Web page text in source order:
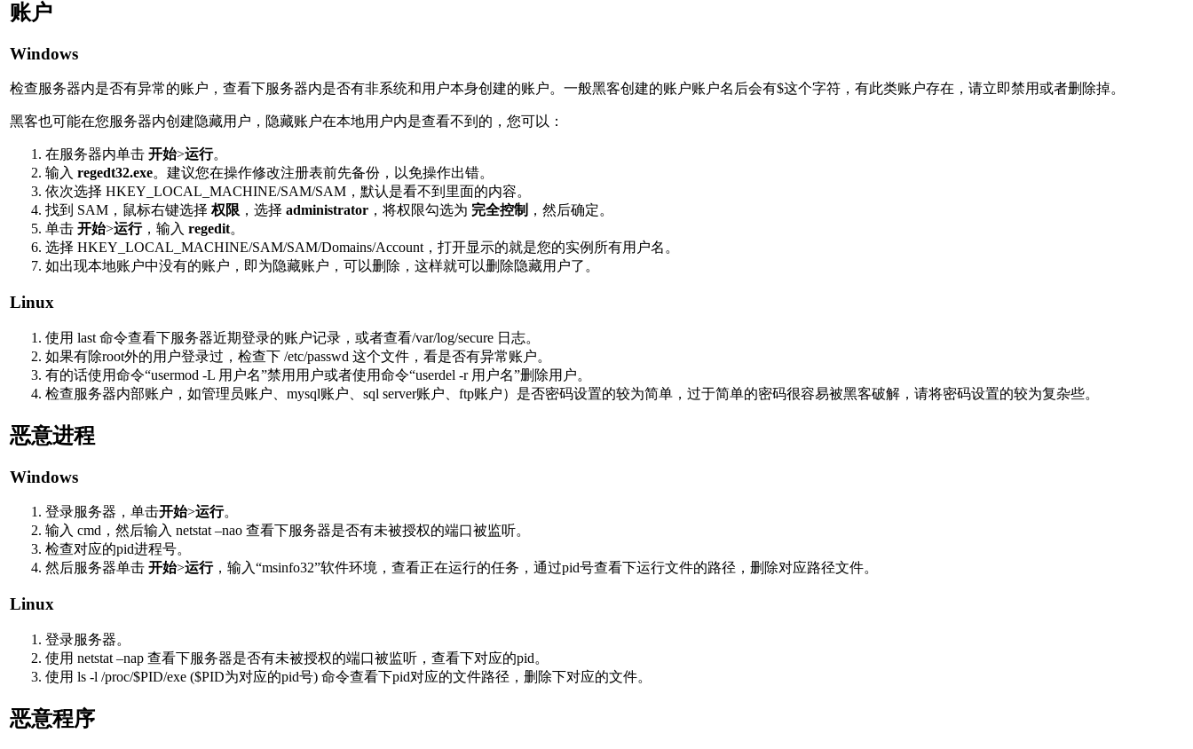
账户
Windows
检查服务器内是否有异常的账户，查看下服务器内是否有非系统和用户本身创建的账户。一般黑客创建的账户账户名后会有$这个字符，有此类账户存在，请立即禁用或者删除掉。
黑客也可能在您服务器内创建隐藏用户，隐藏账户在本地用户内是查看不到的，您可以：
在服务器内单击 开始>运行。
输入 regedt32.exe。建议您在操作修改注册表前先备份，以免操作出错。
依次选择 HKEY_LOCAL_MACHINE/SAM/SAM，默认是看不到里面的内容。
找到 SAM，鼠标右键选择权限 ，选择 administrator ，将权限勾选为 完全控制 ，然后确定。
单击 开始>运行，输入 regedit。
选择 HKEY_LOCAL_MACHINE/SAM/SAM/Domains/Account，打开显示的就是您的实例所有用户名。
如出现本地账户中没有的账户，即为隐藏账户，可以删除，这样就可以删除隐藏用户了。
Linux
使用 last 命令查看下服务器近期登录的账户记录，或者查看/var/log/secure 日志。
如果有除root外的用户登录过，检查下 /etc/passwd 这个文件，看是否有异常账户。
有的话使用命令“usermod -L 用户名”禁用用户或者使用命令“userdel -r 用户名”删除用户。
检查服务器内部账户，如管理员账户、mysql账户、sql server账户、ftp账户）是否密码设置的较为简单，过于简单的密码很容易被黑客破解，请将密码设置的较为复杂些。
恶意进程
Windows
登录服务器，单击开始>运行。
输入 cmd，然后输入 netstat –nao 查看下服务器是否有未被授权的端口被监听。
检查对应的pid进程号。
然后服务器单击 开始>运行，输入“msinfo32”软件环境，查看正在运行的任务，通过pid号查看下运行文件的路径，删除对应路径文件。
Linux
登录服务器。
使用 netstat –nap 查看下服务器是否有未被授权的端口被监听，查看下对应的pid。
使用 ls -l /proc/$PID/exe ($PID为对应的pid号) 命令查看下pid对应的文件路径，删除下对应的文件。
恶意程序